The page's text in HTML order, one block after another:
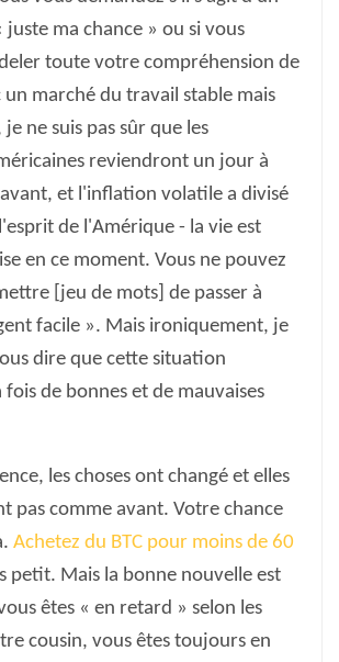
juste ma chance » ou si vous
toute votre compréhension de
un marché du travail stable mais
ne suis pas sûr que les
reviendront un jour à
et l'inflation volatile a divisé
de l'Amérique - la vie est
en ce moment. Vous ne pouvez
[jeu de mots] de passer à
facile ». Mais ironiquement, je
dire que cette situation
de bonnes et de mauvaises
les choses ont changé et elles
pas comme avant. Votre chance
Achetez du BTC pour moins de 60
petit. Mais la bonne nouvelle est
êtes « en retard » selon les
cousin, vous êtes toujours en